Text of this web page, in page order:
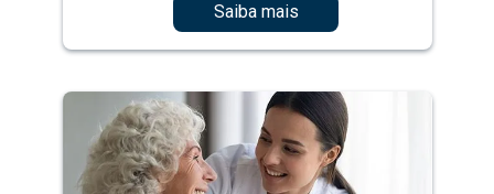
Saiba mais